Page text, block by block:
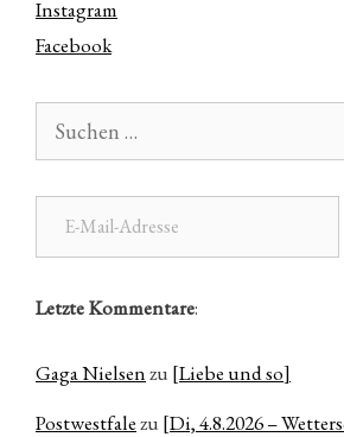
Instagram
Facebook
nach:
E-Mail-Adresse
Letzte Kommentare:
Gaga Nielsenzu [Liebe und so]
Postwestfalezu [Di, 4.8.2026 –